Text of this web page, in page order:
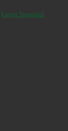
Login Spaggiari